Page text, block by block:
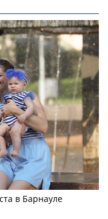
в Барнауле